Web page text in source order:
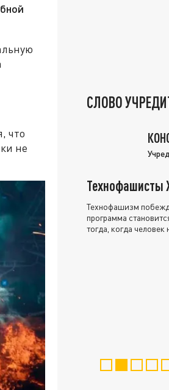
что
не
СЛОВО
Технофашисты
Технофашизм
программа
тогда, когда